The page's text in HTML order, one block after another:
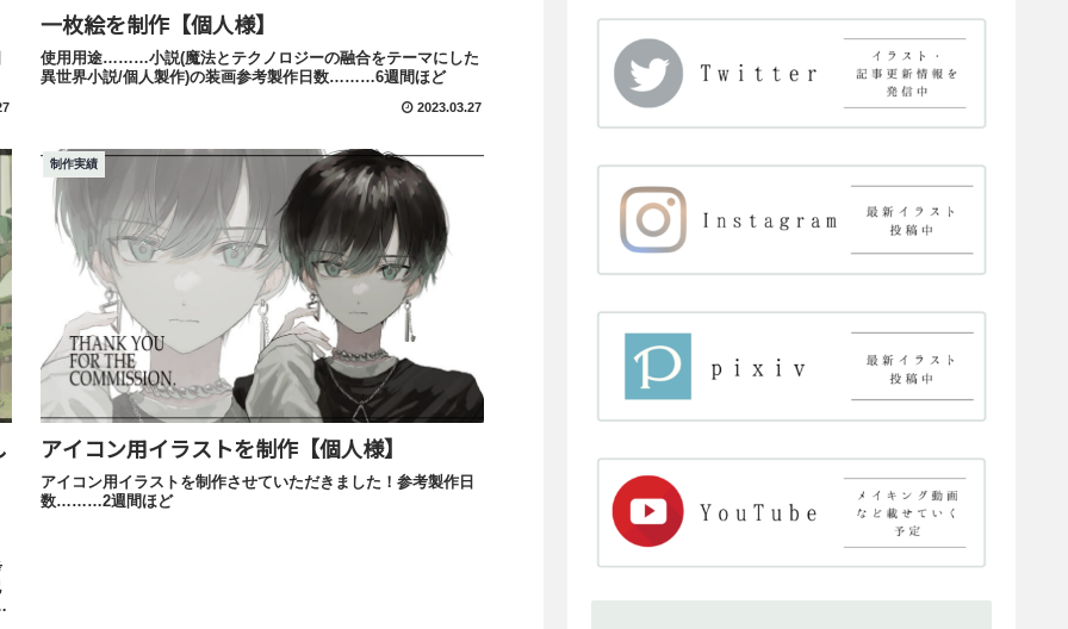
一枚絵を制作【個人様】
使用用途………小説(魔法とテクノロジーの融合をテーマにした
異世界小説/個人製作)の装画参考製作日数………6週間ほど
2023.03.27
制作実績
アイコン用イラストを制作【個人様】
アイコン用イラストを制作させていただきました！参考製作日
数………2週間ほど